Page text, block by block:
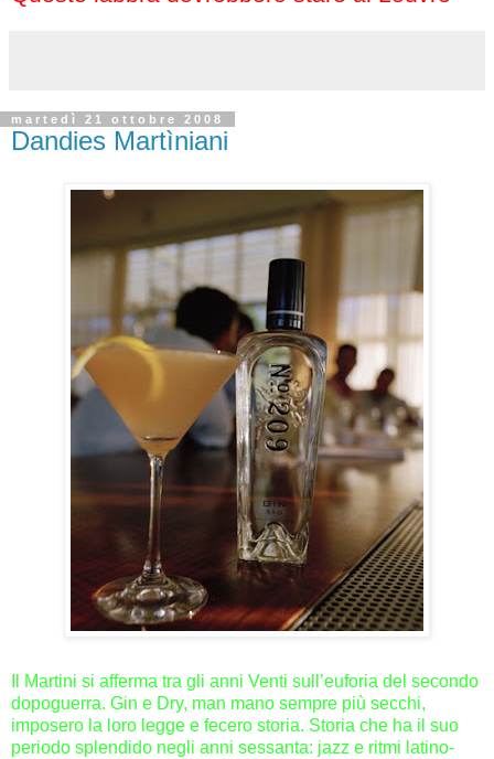
martedì 21 ottobre 2008
Dandies Martìniani
Il Martini si afferma tra gli anni Venti sull’euforia del secondo
dopoguerra. Gin e Dry, man mano sempre più secchi,
imposero la loro legge e fecero storia. Storia che ha il suo
periodo splendido negli anni sessanta: jazz e ritmi latino-